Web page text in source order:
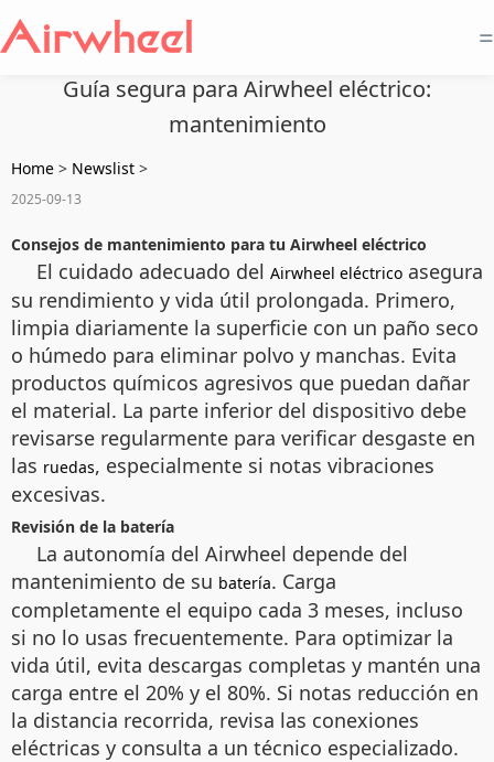
=
Guía segura para Airwheel eléctrico:
mantenimiento
Home > Newslist >
2025-09-13
Consejos de mantenimiento para tu Airwheel eléctrico
El cuidado adecuado del Airwheel eléctrico asegura
su rendimiento y vida útil prolongada. Primero,
limpia diariamente la superficie con un paño seco
o húmedo para eliminar polvo y manchas. Evita
productos químicos agresivos que puedan dañar
el material. La parte inferior del dispositivo debe
revisarse regularmente para verificar desgaste en
las ruedas, especialmente si notas vibraciones
excesivas.
Revisión de la batería
La autonomía del Airwheel depende del
mantenimiento de su batería. Carga
completamente el equipo cada 3 meses, incluso
si no lo usas frecuentemente. Para optimizar la
vida útil, evita descargas completas y mantén una
carga entre el 20% y el 80%. Si notas reducción en
la distancia recorrida, revisa las conexiones
eléctricas y consulta a un técnico especializado.